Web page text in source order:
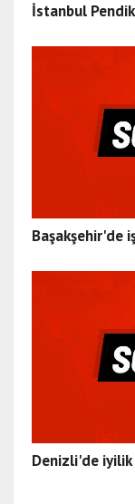
İstanbul
Başakşehir'de
Denizli'de iyilik